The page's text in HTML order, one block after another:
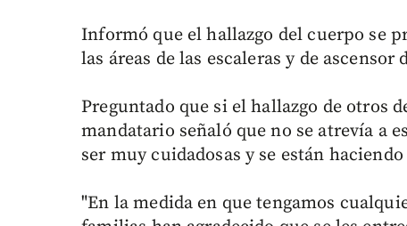
Informó que el hallazgo del cuerpo se
las áreas de las escaleras y de ascensor
Preguntado que si el hallazgo de otros
mandatario señaló que no se atrevía a
ser muy cuidadosas y se están
"En la medida en que tengamos